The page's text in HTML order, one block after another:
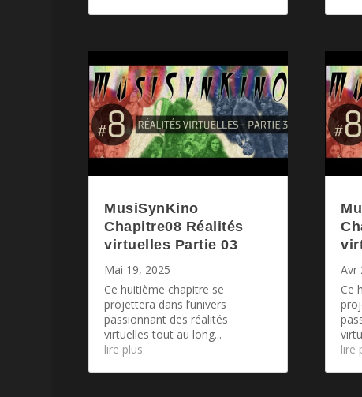
MusiSynKino
Chapitre08 Réalités
virtuelles Partie 03
Mai 19, 2025
Ce huitième chapitre se
projettera dans l’univers
passionnant des réalités
virtuelles tout au long...
lire plus
Avr
Ce
lire